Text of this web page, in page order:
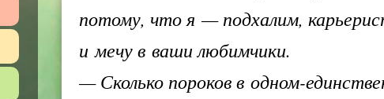
потому, что я — подхалим,
и мечу в ваши любимчики.
— Сколько пороков в одном-